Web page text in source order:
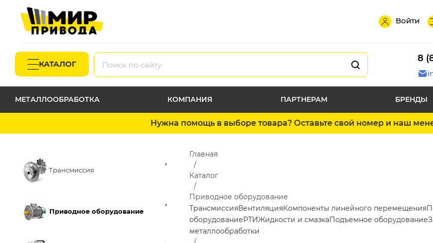
Войти
КАТАЛОГ
8
МЕТАЛЛООБРАБОТКА КОМПАНИЯ ПАРТНЕРАМ БРЕНДЫ
Нужна помощь в выборе товара? Оставьте свой номер и наш
Трансмиссия
Приводное оборудование
Главная
Каталог
Приводное оборудование
ТрансмиссияВентиляцияКомпоненты линейного перемещения
оборудованиеРТИЖидкости и смазкаПодъемное оборудование
металлообработки